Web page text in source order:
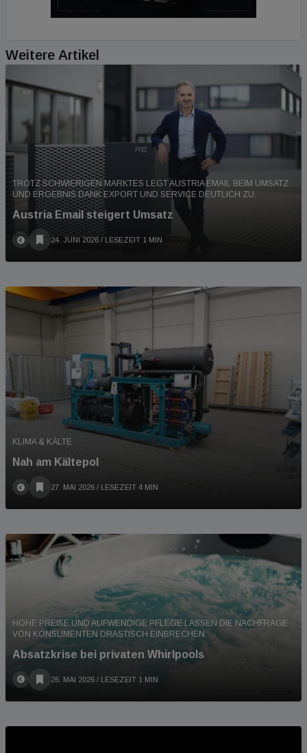
Weitere Artikel
TROTZ SCHWIERIGEN MARKTES LEGT AUSTRIA EMAIL BEIM UMSATZ
UND ERGEBNIS DANK EXPORT UND SERVICE DEUTLICH ZU.
Austria Email steigert Umsatz
24. JUNI 2026 / LESEZEIT 1 MIN
KLIMA & KÄLTE
Nah am Kältepol
27. MAI 2026 / LESEZEIT 4 MIN
HOHE PREISE UND AUFWENDIGE PFLEGE LASSEN DIE NACHFRAGE
VON KONSUMENTEN DRASTISCH EINBRECHEN.
Absatzkrise bei privaten Whirlpools
26. MAI 2026 / LESEZEIT 1 MIN